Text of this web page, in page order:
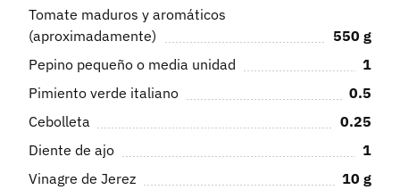
Tomate maduros y aromáticos
(aproximadamente)
550 g
Pepino pequeño o media unidad
1
Pimiento verde italiano
0.5
Cebolleta
0.25
Diente de ajo
1
Vinagre de Jerez
10 g